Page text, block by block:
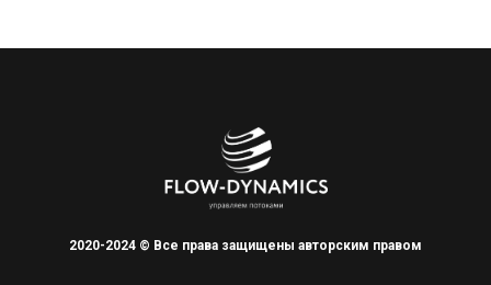
2020-2024 © Все права защищены авторским правом